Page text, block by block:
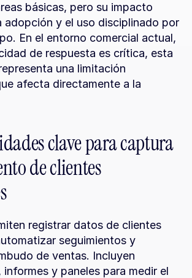
básicas, pero su impacto
adopción y el uso disciplinado por
En el entorno comercial actual,
de respuesta es crítica, esta
una limitación
afecta directamente a la
clave para captura
de clientes
registrar datos de clientes
seguimientos y
de ventas. Incluyen
y paneles para medir el